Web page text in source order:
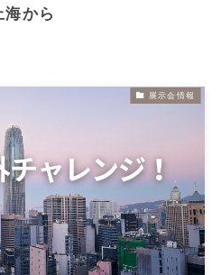
海から
展示会情報